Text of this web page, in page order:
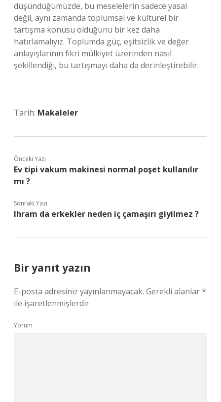
düşündüğümüzde, bu meselelerin sadece yasal
değil, aynı zamanda toplumsal ve kültürel bir
tartışma konusu olduğunu bir kez daha
hatırlamalıyız. Toplumda güç, eşitsizlik ve değer
anlayışlarının fikri mülkiyet üzerinden nasıl
şekillendiği, bu tartışmayı daha da derinleştirebilir.
Tarih: Makaleler
Önceki Yazı
Ev tipi vakum makinesi normal poşet kullanılır
mı ?
Sonraki Yazı
Ihram da erkekler neden iç çamaşırı giyilmez ?
Bir yanıt yazın
E-posta adresiniz yayınlanmayacak. Gerekli alanlar*
ile işaretlenmişlerdir
Yorum